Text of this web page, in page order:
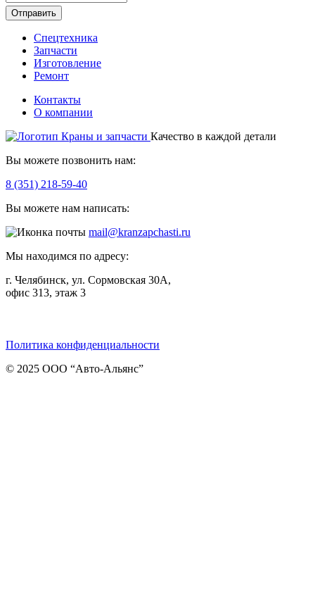
Отправить
Спецтехника
Запчасти
Изготовление
Ремонт
Контакты
О компании
Качество в каждой детали
Вы можете позвонить нам:
8 (351) 218-59-40
Вы можете нам написать:
mail@kranzapchasti.ru
Мы находимся по адресу:
г. Челябинск, ул. Сормовская 30А,
офис 313, этаж 3
Политика конфиденциальности
© 2025 ООО “Авто-Альянс”